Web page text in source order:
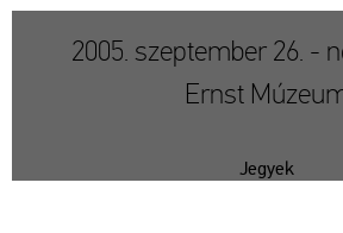
2005. szeptember 26. -
Ernst
Jegyek